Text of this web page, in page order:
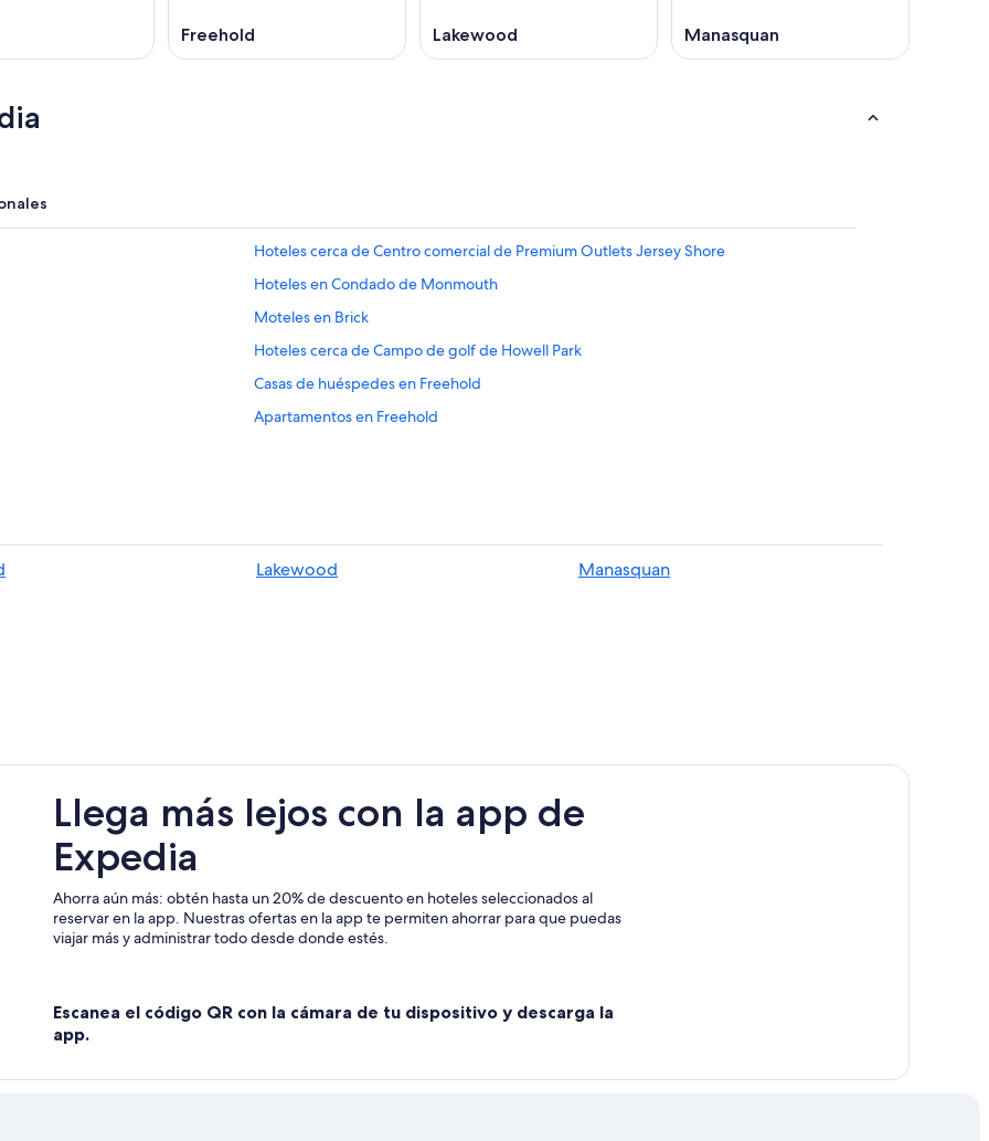
Freehold Lakewood Manasquan
Hoteles cerca de Centro comercial de Premium Outlets Jersey Shore
Hoteles en Condado de Monmouth
Moteles en Brick
Hoteles cerca de Campo de golf de Howell Park
Casas de huéspedes en Freehold
Apartamentos en Freehold
Hoteles en Freehold
Hoteles cerca de iPlay America
Resorts en Lakewood
Hoteles baratos en Lakewood
Hoteles gay friendly en Lakewood
Villas en Lakewood
Lakewood
Manasquan
Llega más lejos con la app de
Expedia
Ahorra aún más: obtén hasta un 20% de descuento en hoteles seleccionados al
reservar en la app. Nuestras ofertas en la app te permiten ahorrar para que puedas
viajar más y administrar todo desde donde estés.
Escanea el código QR con la cámara de tu dispositivo y descarga la
app.